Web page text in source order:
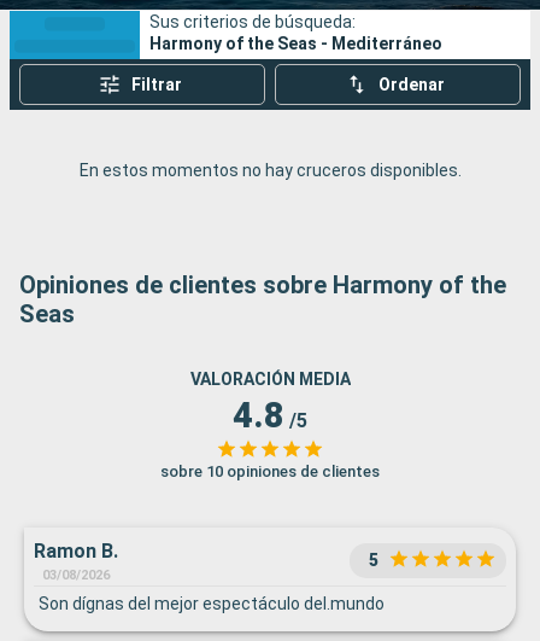
Buscar
Sus criterios de búsqueda:
Harmony of the Seas - Mediterráneo
Filtrar Ordenar
En estos momentos no hay cruceros disponibles.
Opiniones de clientes sobre Harmony of the
Seas
VALORACIÓN MEDIA
4.8 /5
sobre 10 opiniones de clientes
Ramon B.
03/08/2026
5
Son dígnas del mejor espectáculo del.mundo